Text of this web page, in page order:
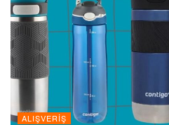
ALIŞVERIŞ